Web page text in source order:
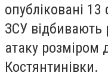
опубліковані
ЗСУ відбивають
атаку розміром
Костянтинівки.